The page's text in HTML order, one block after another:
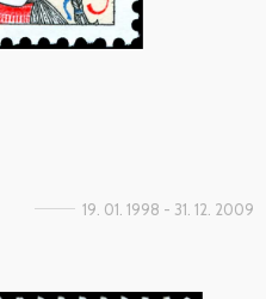
19. 01. 1998 - 31. 12. 2009